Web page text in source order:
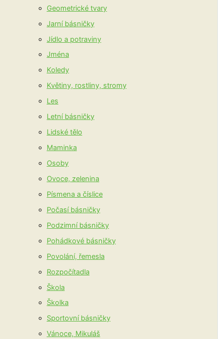
Geometrické tvary
Jarní básničky
Jídlo a potraviny
Jména
Koledy
Květiny, rostliny, stromy
Les
Letní básničky
Lidské tělo
Maminka
Osoby
Ovoce, zelenina
Písmena a číslice
Počasí básničky
Podzimní básničky
Pohádkové básničky
Povolání, řemesla
Rozpočítadla
Škola
Školka
Sportovní básničky
Vánoce, Mikuláš